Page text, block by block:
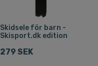
Skidsele för barn -
Skisport.dk edition
279 SEK